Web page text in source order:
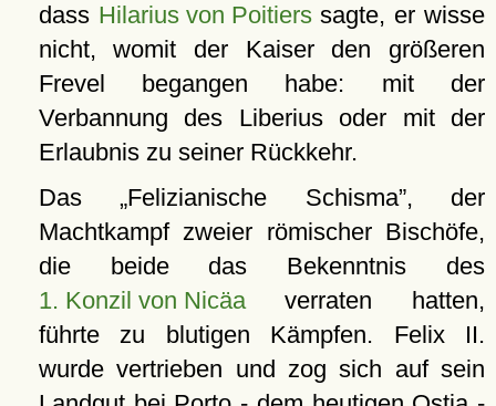
dass Hilarius von Poitierssagte, er wisse
nicht, womit der Kaiser den größeren
Frevel begangen habe: mit der
Verbannung des Liberius oder mit der
Erlaubnis zu seiner Rückkehr.
Das Felizianische Schisma , der
Machtkampf zweier römischer Bischöfe,
die beide das Bekenntnis des
1. Konzil von Nicäaverraten hatten,
führte zu blutigen Kämpfen. Felix II.
wurde vertrieben und zog sich auf sein